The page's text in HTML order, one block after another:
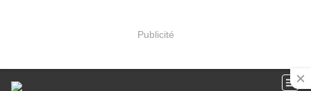
Publicité